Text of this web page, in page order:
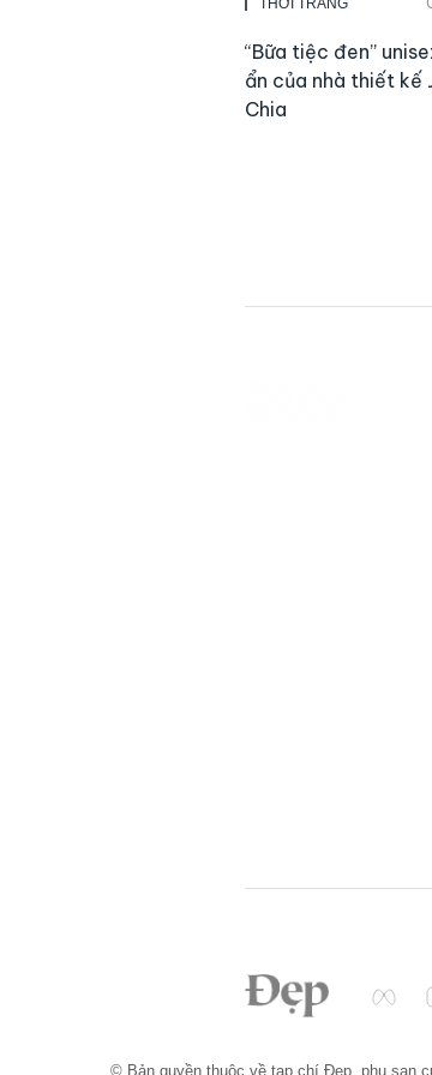
“Bữa tiệc đen”
ẩn của nhà thiết kế
Chia
© Bản quyền thuộc về tạp chí Đẹp, phụ san